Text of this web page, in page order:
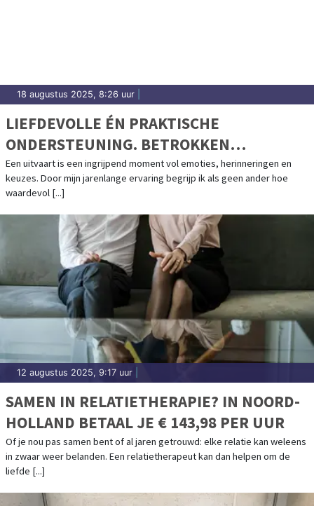
18 augustus 2025, 8:26 uur
LIEFDEVOLLE ÉN PRAKTISCHE
ONDERSTEUNING. BETROKKEN
BEGELEIDING BIJ IEDER AFSCHEID
Een uitvaart is een ingrijpend moment vol emoties, herinneringen en
keuzes. Door mijn jarenlange ervaring begrijp ik als geen ander hoe
waardevol [...]
12 augustus 2025, 9:17 uur
SAMEN IN RELATIETHERAPIE? IN NOORD-
HOLLAND BETAAL JE € 143,98 PER UUR
Of je nou pas samen bent of al jaren getrouwd: elke relatie kan weleens
in zwaar weer belanden. Een relatietherapeut kan dan helpen om de
liefde [...]